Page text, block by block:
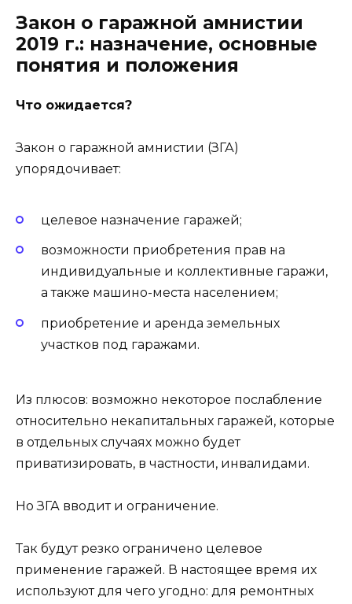
Закон о гаражной амнистии
2019 г.: назначение, основные
понятия и положения
Что ожидается?
Закон о гаражной амнистии (ЗГА)
упорядочивает:
целевое назначение гаражей;
возможности приобретения прав на
индивидуальные и коллективные гаражи,
а также машино-места населением;
приобретение и аренда земельных
участков под гаражами.
Из плюсов: возможно некоторое послабление
относительно некапитальных гаражей, которые
в отдельных случаях можно будет
приватизировать, в частности, инвалидами.
Но ЗГА вводит и ограничение.
Так будут резко ограничено целевое
применение гаражей. В настоящее время их
используют для чего угодно: для ремонтных